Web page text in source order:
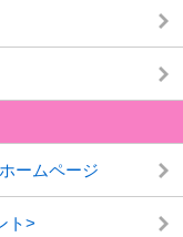
ームページ
ト>